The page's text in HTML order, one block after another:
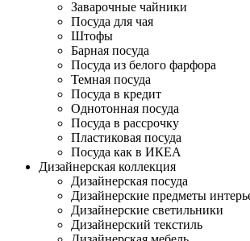
Заварочные чайники
Посуда для чая
Штофы
Барная посуда
Посуда из белого фарфора
Темная посуда
Посуда в кредит
Однотонная посуда
Посуда в рассрочку
Пластиковая посуда
Посуда как в ИКЕА
Дизайнерская коллекция
Дизайнерская посуда
Дизайнерские предметы
Дизайнерские светильники
Дизайнерский текстиль